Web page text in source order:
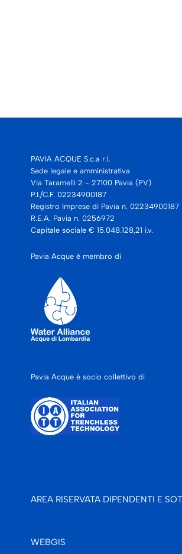
PAVIA ACQUE S.c.a r.l.
Sede legale e amministrativa
Via Taramelli 2 - 27100 Pavia (PV)
P.I./C.F. 02234900187
Registro Imprese di Pavia n. 02234900187
R.E.A. Pavia n. 0256972
Capitale sociale € 15.048.128,21 i.v.
Pavia Acque è membro di
Pavia Acque è socio collettivo di
AREA RISERVATA DIPENDENTI E SOT
WEBGIS